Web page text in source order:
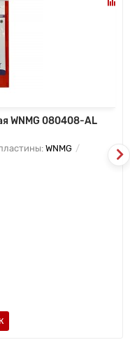
WNMG 080408-AL
WNMG